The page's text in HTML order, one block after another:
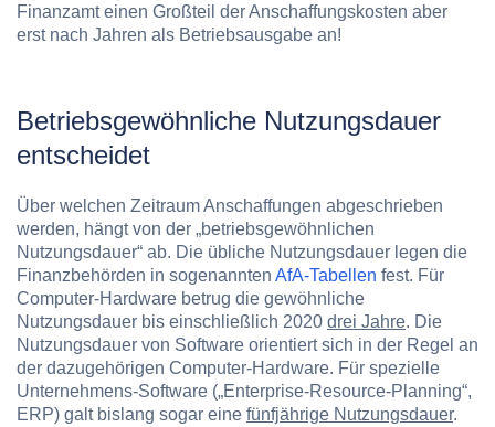
Finanzamt einen Großteil der Anschaffungskosten aber
erst nach Jahren als Betriebsausgabe an!
Betriebsgewöhnliche Nutzungsdauer
entscheidet
Über welchen Zeitraum Anschaffungen abgeschrieben
werden, hängt von der „betriebsgewöhnlichen
Nutzungsdauer“ ab. Die übliche Nutzungsdauer legen die
Finanzbehörden in sogenannten AfA-Tabellen fest. Für
Computer-Hardware betrug die gewöhnliche
Nutzungsdauer bis einschließlich 2020 drei Jahre. Die
Nutzungsdauer von Software orientiert sich in der Regel an
der dazugehörigen Computer-Hardware. Für spezielle
Unternehmens-Software („Enterprise-Resource-Planning“,
ERP) galt bislang sogar eine fünfjährige Nutzungsdauer.